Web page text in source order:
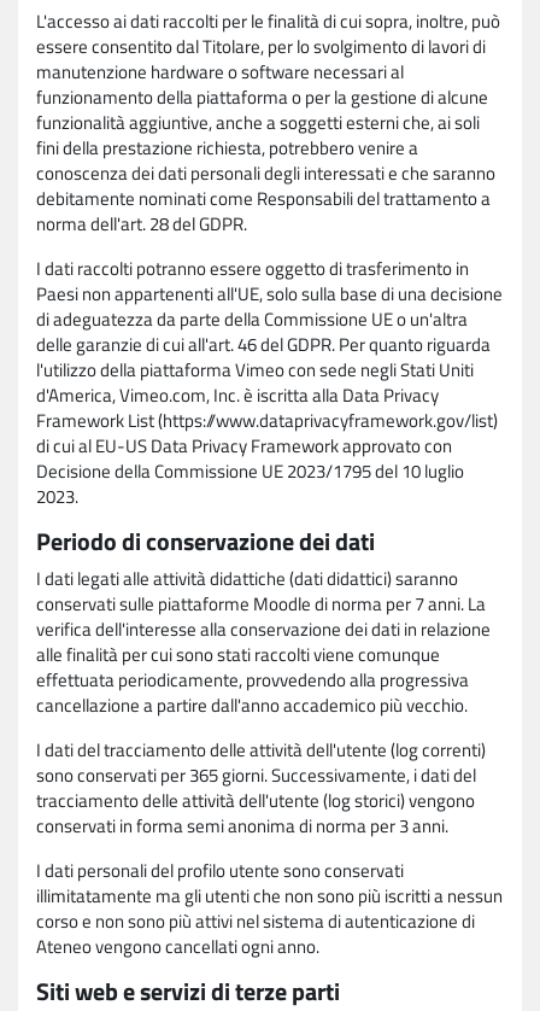
L'accesso ai dati raccolti per le finalità di cui sopra, inoltre, può
essere consentito dal Titolare, per lo svolgimento di lavori di
manutenzione hardware o software necessari al
funzionamento della piattaforma o per la gestione di alcune
funzionalità aggiuntive, anche a soggetti esterni che, ai soli
fini della prestazione richiesta, potrebbero venire a
conoscenza dei dati personali degli interessati e che saranno
debitamente nominati come Responsabili del trattamento a
norma dell'art. 28 del GDPR.
I dati raccolti potranno essere oggetto di trasferimento in
Paesi non appartenenti all'UE, solo sulla base di una decisione
di adeguatezza da parte della Commissione UE o un'altra
delle garanzie di cui all'art. 46 del GDPR. Per quanto riguarda
l'utilizzo della piattaforma Vimeo con sede negli Stati Uniti
d'America, Vimeo.com, Inc. è iscritta alla Data Privacy
Framework List (https://www.dataprivacyframework.gov/list)
di cui al EU-US Data Privacy Framework approvato con
Decisione della Commissione UE 2023/1795 del 10 luglio
2023.
Periodo di conservazione dei dati
I dati legati alle attività didattiche (dati didattici) saranno
conservati sulle piattaforme Moodle di norma per 7 anni. La
verifica dell'interesse alla conservazione dei dati in relazione
alle finalità per cui sono stati raccolti viene comunque
effettuata periodicamente, provvedendo alla progressiva
cancellazione a partire dall'anno accademico più vecchio.
I dati del tracciamento delle attività dell'utente (log correnti)
sono conservati per 365 giorni. Successivamente, i dati del
tracciamento delle attività dell'utente (log storici) vengono
conservati in forma semi anonima di norma per 3 anni.
I dati personali del profilo utente sono conservati
illimitatamente ma gli utenti che non sono più iscritti a nessun
corso e non sono più attivi nel sistema di autenticazione di
Ateneo vengono cancellati ogni anno.
Siti web e servizi di terze parti